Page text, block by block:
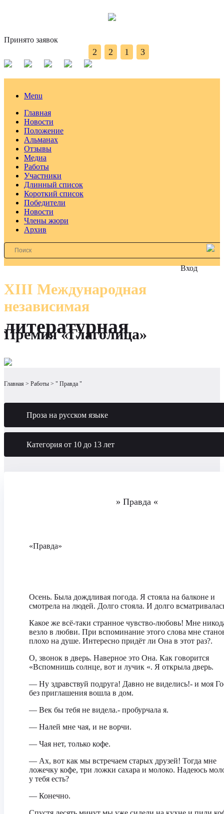
Принято заявок
2 2 1 3
Menu
Главная
Новости
Положение
Альманах
Отзывы
Медиа
Работы
Участники
Длинный список
Короткий список
Победители
Новости
Члены жюри
Архив
Вход
XIII Международная
независимая
литературная
Премия «Глаголица»
Главная Работы " Правда "
Проза на русском языке
Категория от 10 до 13 лет
» Правда «
«Правда»
Осень. Была дождливая погода. Я стояла на балконе и
смотрела на людей. Долго стояла. И долго
Какое же всё-таки странное чувство-любовь! Мне
везло в любви. При вспоминание этого слова мне
плохо на душе. Интересно придёт ли Она в этот раз?.
О, звонок в дверь. Наверное это Она. Как говорится
«Вспомнишь солнце, вот и лучик «. Я открыла дверь.
— Ну здравствуй подруга! Давно не виделись!- и моя
без приглашения вошла в дом.
— Век бы тебя не видела.- пробурчала я.
— Налей мне чая, и не ворчи.
— Чая нет, только кофе.
— Ах, вот как мы встречаем старых друзей! Тогда мне
ложечку кофе, три ложки сахара и молоко. Надеюсь
у тебя есть?
— Конечно.